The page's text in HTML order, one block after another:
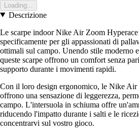
Loading...
Descrizione
Le scarpe indoor Nike Air Zoom Hyperace
specificamente per gli appassionati di
ottimali sul campo. Unendo stile moderno
queste scarpe offrono un comfort senza
supporto durante i movimenti rapidi.
Con il loro design ergonomico, le Nike Air
offrono una sensazione di leggerezza,
campo. L'intersuola in schiuma offre
riducendo l'impatto durante i salti e le
concentrarvi sul vostro gioco.